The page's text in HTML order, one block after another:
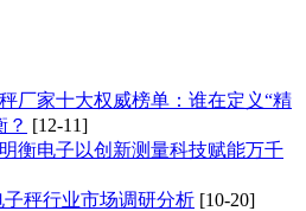
厂家十大权威榜单：谁在定义“精
？ [12-11]
衡电子以创新测量科技赋能万千
子秤行业市场调研分析 [10-20]